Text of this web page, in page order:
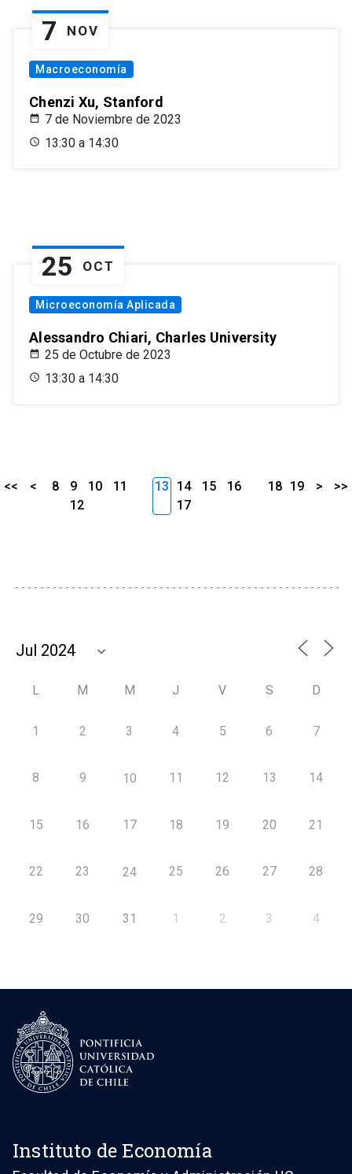
7 NOV
Macroeconomía
Chenzi Xu, Stanford
7 de Noviembre de 2023
13:30 a 14:30
25 OCT
Microeconomía Aplicada
Alessandro Chiari, Charles University
25 de Octubre de 2023
13:30 a 14:30
<< < 8 9 10
11
12
13 14 15
16
17
18 19 > >>
L M M J V S D
1 2 3 4 5 6 7
8 9 10 11 12 13 14
15 16 17 18 19 20 21
22 23 24 25 26 27 28
29 30 31 1 2 3 4
Instituto de Economía